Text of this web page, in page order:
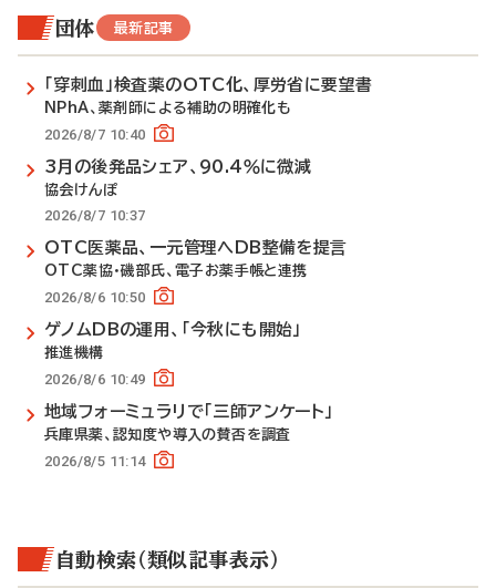
団体 最新記事
「穿刺血」検査薬のOTC化、厚労省に要望書
NPhA、薬剤師による補助の明確化も
2026/8/7 10:40
3月の後発品シェア、90.4％に微減
協会けんぽ
2026/8/7 10:37
OTC医薬品、一元管理へDB整備を提言
OTC薬協・磯部氏、電子お薬手帳と連携
2026/8/6 10:50
ゲノムDBの運用、「今秋にも開始」
推進機構
2026/8/6 10:49
地域フォーミュラリで「三師アンケート」
兵庫県薬、認知度や導入の賛否を調査
2026/8/5 11:14
自動検索（類似記事表示）